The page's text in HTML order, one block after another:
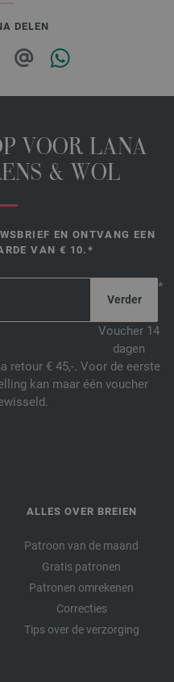
DELEN
VOOR LANA
& WOL
EN ONTVANG EEN
VAN € 10.*
*
Voucher 14
dagen
retour € 45,-. Voor de eerste
kan maar één voucher
ALLES OVER BREIEN
Patroon van de maand
Gratis patronen
Patronen omrekenen
Correcties
Tips over de verzorging